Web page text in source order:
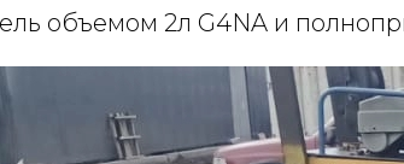
объемом 2л G4NA и